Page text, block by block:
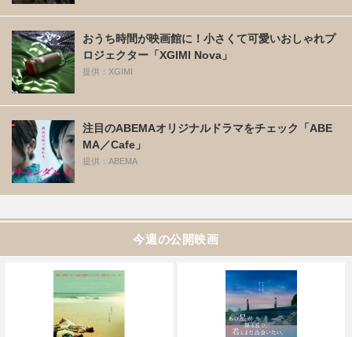
おうち時間が映画館に！小さくて可愛いおしゃれプ
ロジェクター「XGIMI Nova」
提供：XGIMI
注目のABEMAオリジナルドラマをチェック「ABE
MA／Cafe」
提供：ABEMA
今週の公開映画